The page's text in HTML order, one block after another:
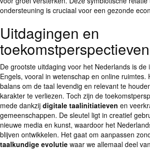
ondersteuning is cruciaal voor een gezonde
Uitdagingen en
toekomstperspectieven
De grootste uitdaging voor het Nederlands is de
Engels, vooral in wetenschap en online ruimtes.
balans om de taal levendig en relevant te
karakter te verliezen. Toch zijn de
mede dankzij digitale taalinitiatieven en
gemeenschappen. De sleutel ligt in creatief
nieuwe media en kunst, waardoor het
blijven ontwikkelen. Het gaat om aanpassen
taalkundige evolutie waar we allemaal deel